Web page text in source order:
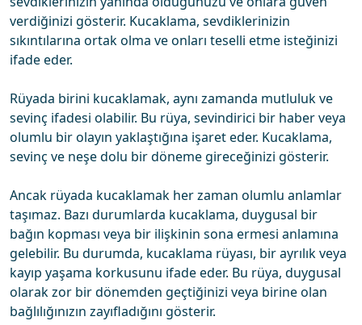
verdiğinizi gösterir. Kucaklama, sevdiklerinizin
sıkıntılarına ortak olma ve onları teselli etme isteğinizi
ifade eder.
Rüyada birini kucaklamak, aynı zamanda mutluluk ve
sevinç ifadesi olabilir. Bu rüya, sevindirici bir haber veya
olumlu bir olayın yaklaştığına işaret eder. Kucaklama,
sevinç ve neşe dolu bir döneme gireceğinizi gösterir.
Ancak rüyada kucaklamak her zaman olumlu anlamlar
taşımaz. Bazı durumlarda kucaklama, duygusal bir
bağın kopması veya bir ilişkinin sona ermesi anlamına
gelebilir. Bu durumda, kucaklama rüyası, bir ayrılık veya
kayıp yaşama korkusunu ifade eder. Bu rüya, duygusal
olarak zor bir dönemden geçtiğinizi veya birine olan
bağlılığınızın zayıfladığını gösterir.